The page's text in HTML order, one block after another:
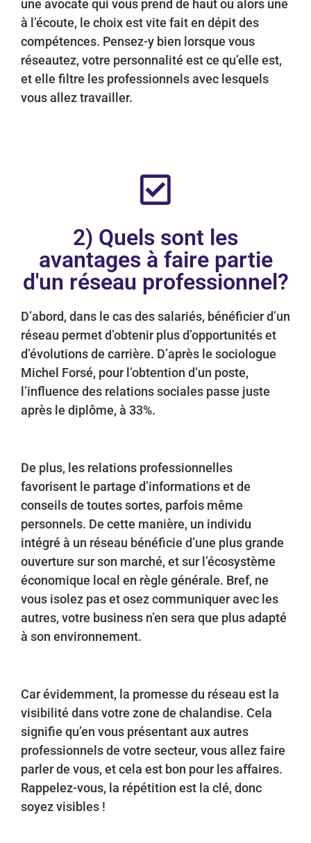
une avocate qui vous prend de haut ou alors une
à l’écoute, le choix est vite fait en dépit des
compétences. Pensez-y bien lorsque vous
réseautez, votre personnalité est ce qu’elle est,
et elle filtre les professionnels avec lesquels
vous allez travailler.
2) Quels sont les
avantages à faire partie
d'un réseau professionnel?
D’abord, dans le cas des salariés, bénéficier d’un
réseau permet d’obtenir plus d’opportunités et
d’évolutions de carrière. D’après le sociologue
Michel Forsé, pour l’obtention d’un poste,
l’influence des relations sociales passe juste
après le diplôme, à 33%.
De plus, les relations professionnelles
favorisent le partage d’informations et de
conseils de toutes sortes, parfois même
personnels. De cette manière, un individu
intégré à un réseau bénéficie d’une plus grande
ouverture sur son marché, et sur l’écosystème
économique local en règle générale. Bref, ne
vous isolez pas et osez communiquer avec les
autres, votre business n’en sera que plus adapté
à son environnement.
Car évidemment, la promesse du réseau est la
visibilité dans votre zone de chalandise. Cela
signifie qu’en vous présentant aux autres
professionnels de votre secteur, vous allez faire
parler de vous, et cela est bon pour les affaires.
Rappelez-vous, la répétition est la clé, donc
soyez visibles !